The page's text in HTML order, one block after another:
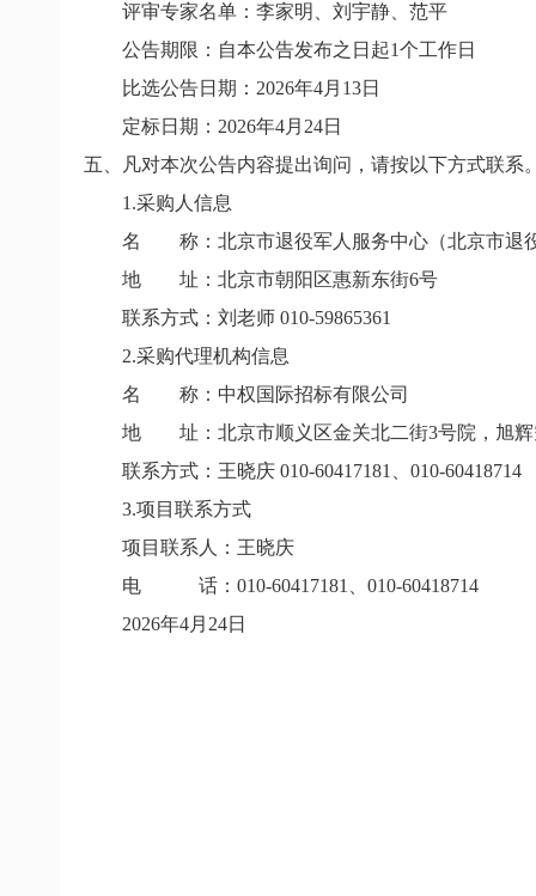
评审专家名单：李家明、刘宇静、范平
公告期限 ： 自本公告发布之日起1个工作日
比选公告日期：2026年4月13日
定标日期 ： 2026年4月 24日
五、凡对本次公告内容提出询问，请按以下方式联系
1.采购人信息
名 称：北京市退役军人服务中心（北京市退役
地 址： 北京市朝阳区惠新东街6号
联系方式：刘老师 010-59865361
2.采购代理机构信息
名 称：中权国际招标有限公司
地 址：北京市顺义区金关北二街3号院，旭
联系方式：王晓庆 010-60417181
010-60418714
3.项目联系方式
项目联系人：王晓庆
电 话： 010-60417181
010-60418714
2026年4月 24日